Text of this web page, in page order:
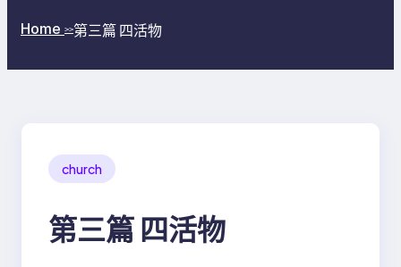
Home >>第三篇 四活物
church
第三篇 四活物